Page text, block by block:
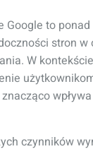
Google to
stron w
W
czynników